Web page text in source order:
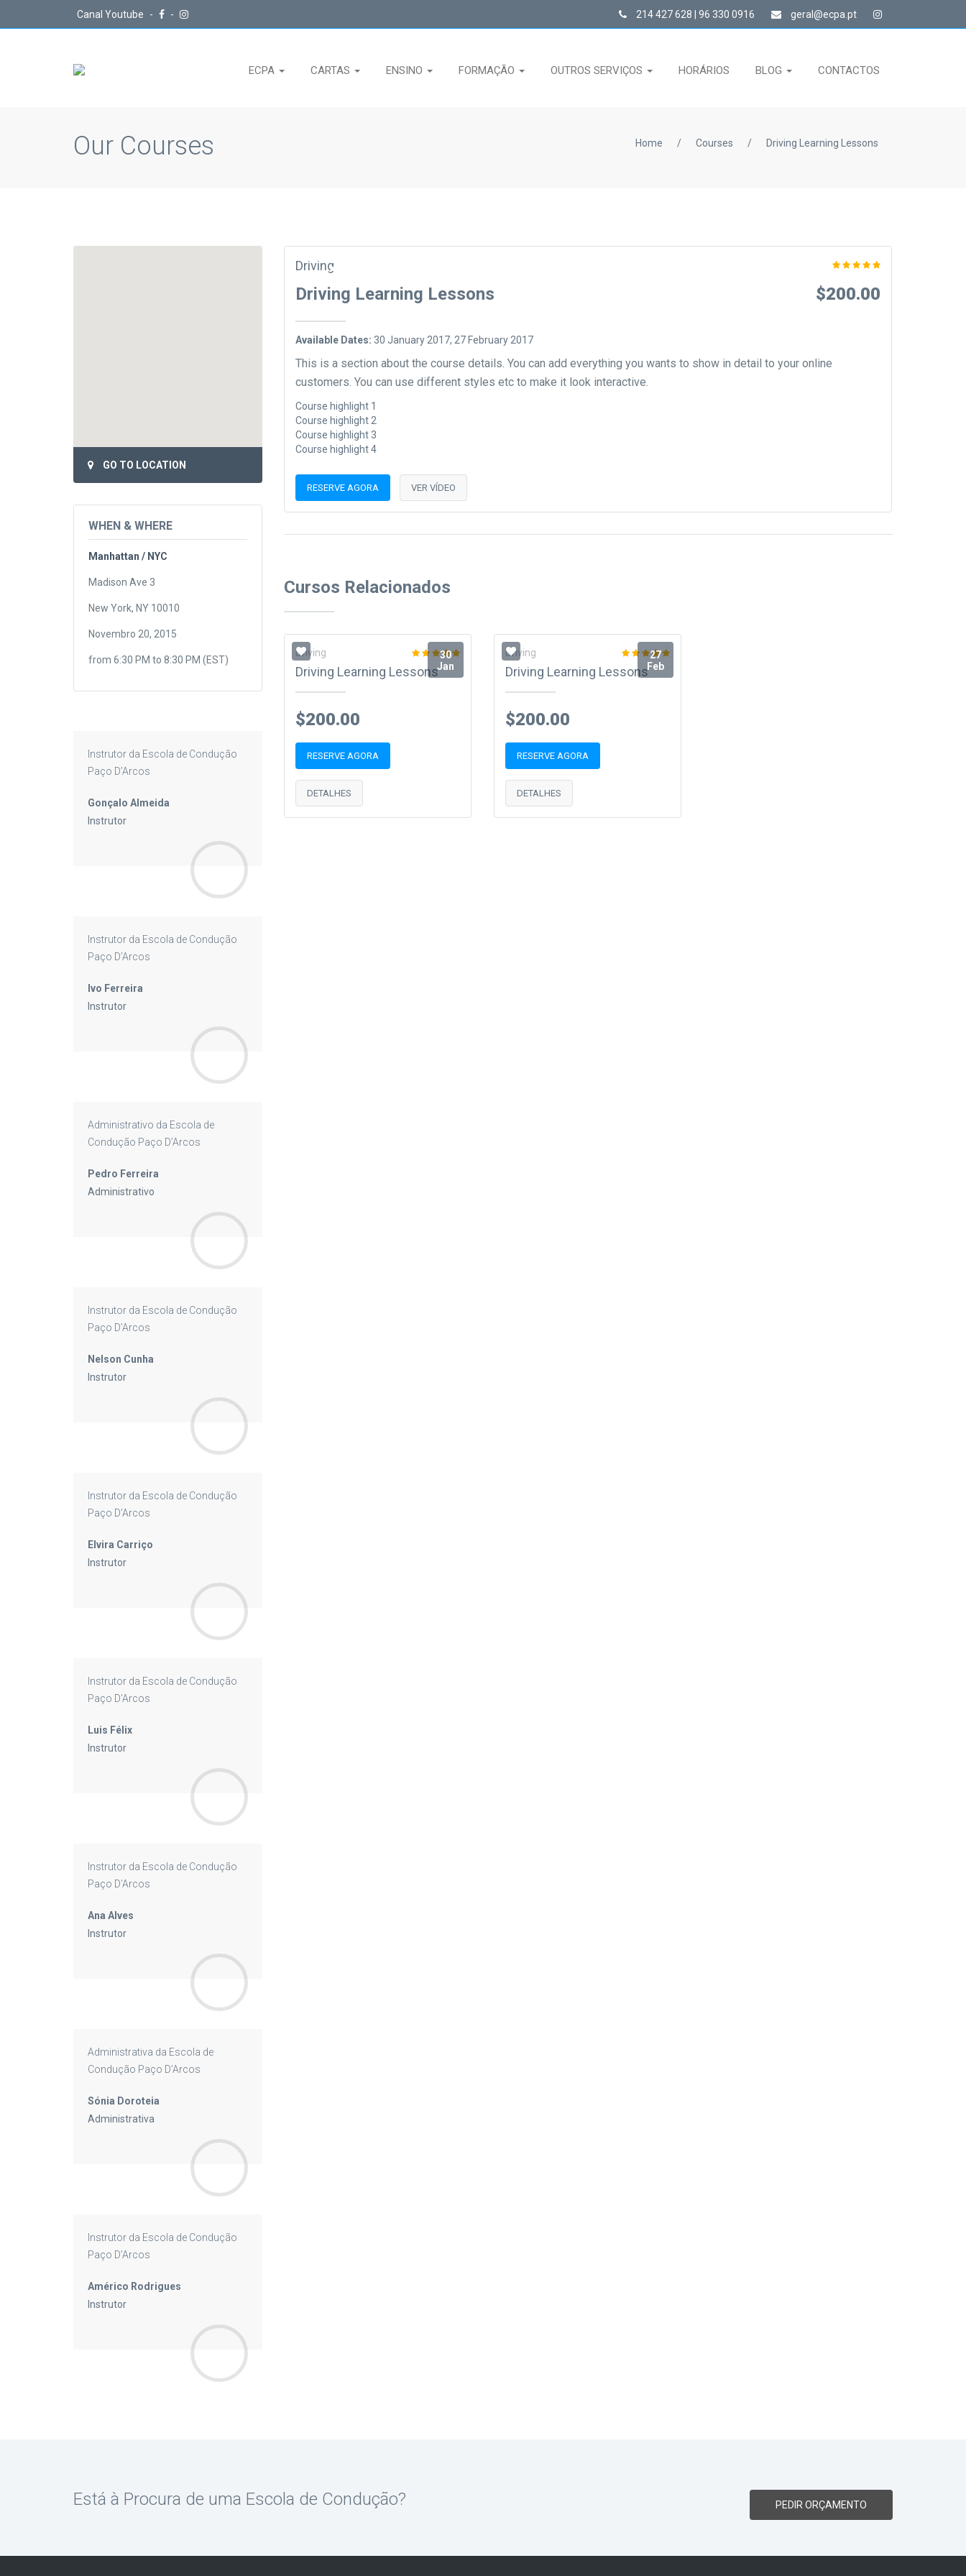
Canal Youtube - - 214 427 628 | 96 330 0916 geral@ecpa.pt
ECPA CARTAS ENSINO FORMAÇÃO OUTROS SERVIÇOS HORÁRIOS BLOG CONTACTOS
Our Courses Home / Courses / Driving Learning Lessons
GO TO LOCATION
WHEN & WHERE
Manhattan / NYC
Madison Ave 3
New York, NY 10010
Novembro 20, 2015
from 6:30 PM to 8:30 PM (EST)
Instrutor da Escola de Condução
Paço D’Arcos
Gonçalo Almeida
Instrutor
Instrutor da Escola de Condução
Paço D’Arcos
Ivo Ferreira
Instrutor
Administrativo da Escola de
Condução Paço D’Arcos
Pedro Ferreira
Administrativo
Instrutor da Escola de Condução
Paço D’Arcos
Nelson Cunha
Instrutor
Instrutor da Escola de Condução
Paço D’Arcos
Elvira Carriço
Instrutor
Instrutor da Escola de Condução
Paço D’Arcos
Luis Félix
Instrutor
Instrutor da Escola de Condução
Paço D’Arcos
Ana Alves
Instrutor
Administrativa da Escola de
Condução Paço D’Arcos
Sónia Doroteia
Administrativa
Instrutor da Escola de Condução
Paço D’Arcos
Américo Rodrigues
Instrutor
Driving
Driving Learning Lessons $200.00
Available Dates: 30 January 2017, 27 February 2017
This is a section about the course details. You can add everything you wants to show in detail to your online
customers. You can use different styles etc to make it look interactive.
Course highlight 1
Course highlight 2
Course highlight 3
Course highlight 4
RESERVE AGORA VER VÍDEO
Cursos Relacionados
30
Jan
Driving
Driving Learning Lessons
$200.00
RESERVE AGORA
DETALHES
27
Feb
Driving
Driving Learning Lessons
$200.00
RESERVE AGORA
DETALHES
Está à Procura de uma Escola de Condução? PEDIR ORÇAMENTO